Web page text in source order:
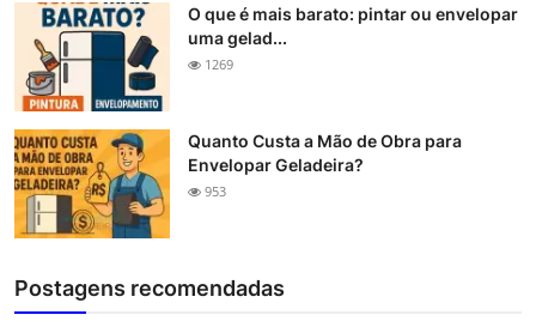
O que é mais barato: pintar ou envelopar
uma gelad...
1269
Quanto Custa a Mão de Obra para
Envelopar Geladeira?
953
Postagens recomendadas